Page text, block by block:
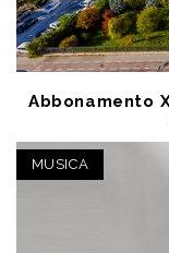
Abbonamento
MUSICA